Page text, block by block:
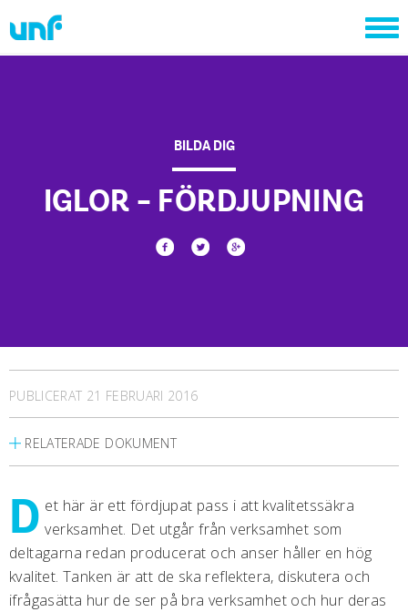
BILDA DIG
IGLOR – FÖRDJUPNING
PUBLICERAT 21 FEBRUARI 2016
RELATERADE DOKUMENT
D et här är ett fördjupat pass i att kvalitetssäkra
verksamhet. Det utgår från verksamhet som
deltagarna redan producerat och anser håller en hög
kvalitet. Tanken är att de ska reflektera, diskutera och
ifrågasätta hur de ser på bra verksamhet och hur deras